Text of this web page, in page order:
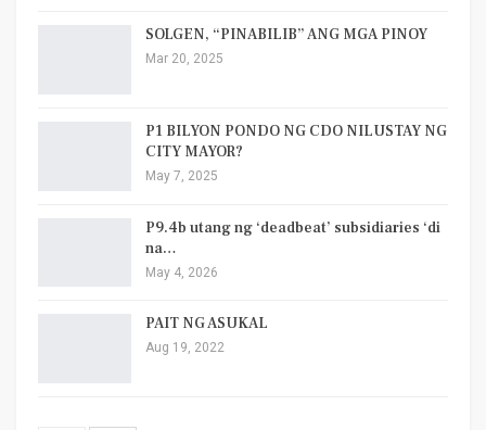
SOLGEN, “PINABILIB” ANG MGA PINOY
Mar 20, 2025
P1 BILYON PONDO NG CDO NILUSTAY NG
CITY MAYOR?
May 7, 2025
P9.4b utang ng ‘deadbeat’ subsidiaries ‘di
na…
May 4, 2026
PAIT NG ASUKAL
Aug 19, 2022